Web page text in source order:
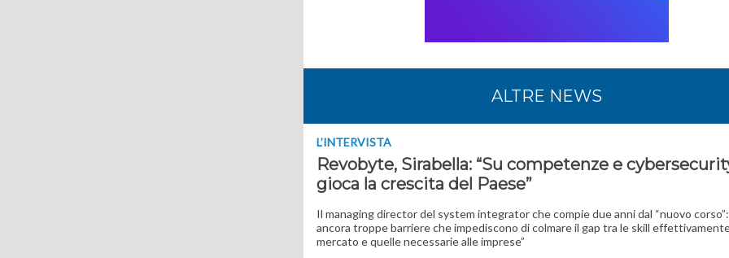
ALTRE NEWS
L’INTERVISTA
Revobyte, Sirabella: “Su competenze e
gioca la crescita del Paese”
Il managing director del system integrator che compie due anni dal “nuovo
ancora troppe barriere che impediscono di colmare il gap tra le skill
mercato e quelle necessarie alle imprese”